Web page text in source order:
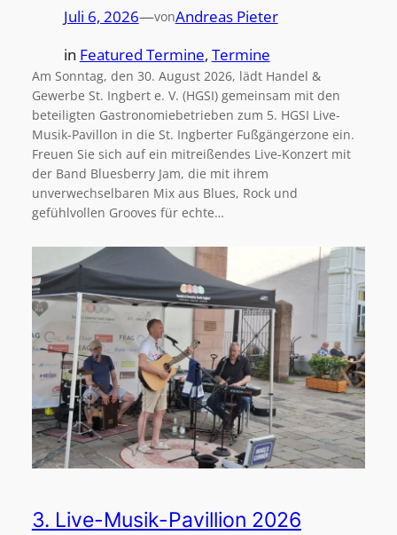
Juli 6, 2026—vonAndreas Pieter
in Featured Termine, Termine
Am Sonntag, den 30. August 2026, lädt Handel &
Gewerbe St. Ingbert e. V. (HGSI) gemeinsam mit den
beteiligten Gastronomiebetrieben zum 5. HGSI Live-
Musik-Pavillon in die St. Ingberter Fußgängerzone ein.
Freuen Sie sich auf ein mitreißendes Live-Konzert mit
der Band Bluesberry Jam, die mit ihrem
unverwechselbaren Mix aus Blues, Rock und
gefühlvollen Grooves für echte…
3. Live-Musik-Pavillion 2026